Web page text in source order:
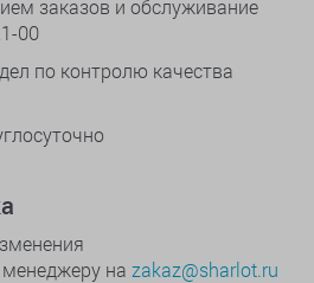
заказов и обслуживание
00
по контролю качества
на zakaz@sharlot.ru